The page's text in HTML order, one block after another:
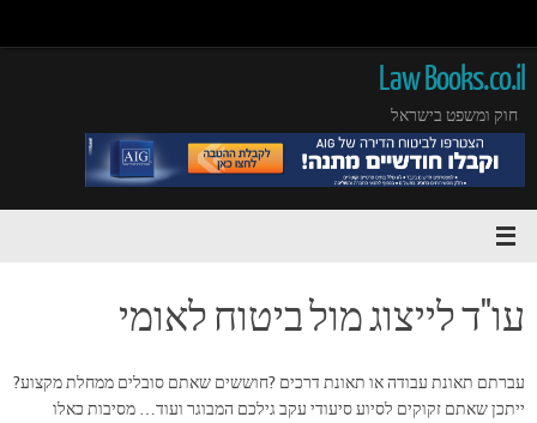
Law Books.co.il
חוק ומשפט בישראל
עו"ד לייצוג מול ביטוח לאומי
עברתם תאונת עבודה או תאונת דרכים ?חוששים שאתם סובלים ממחלת מקצוע?
ייתכן שאתם זקוקים לסיוע סיעודי עקב גילכם המבוגר ועוד… מסיבות כאלו